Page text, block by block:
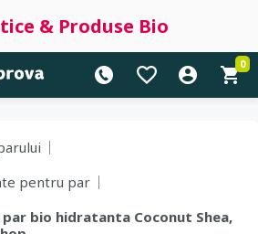
& Produse Bio
0
pentru par
bio hidratanta Coconut Shea,